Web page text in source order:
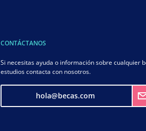
CONTÁCTANOS
Si necesitas ayuda o información sobre cualquier
estudios contacta con nosotros.
hola@becas.com